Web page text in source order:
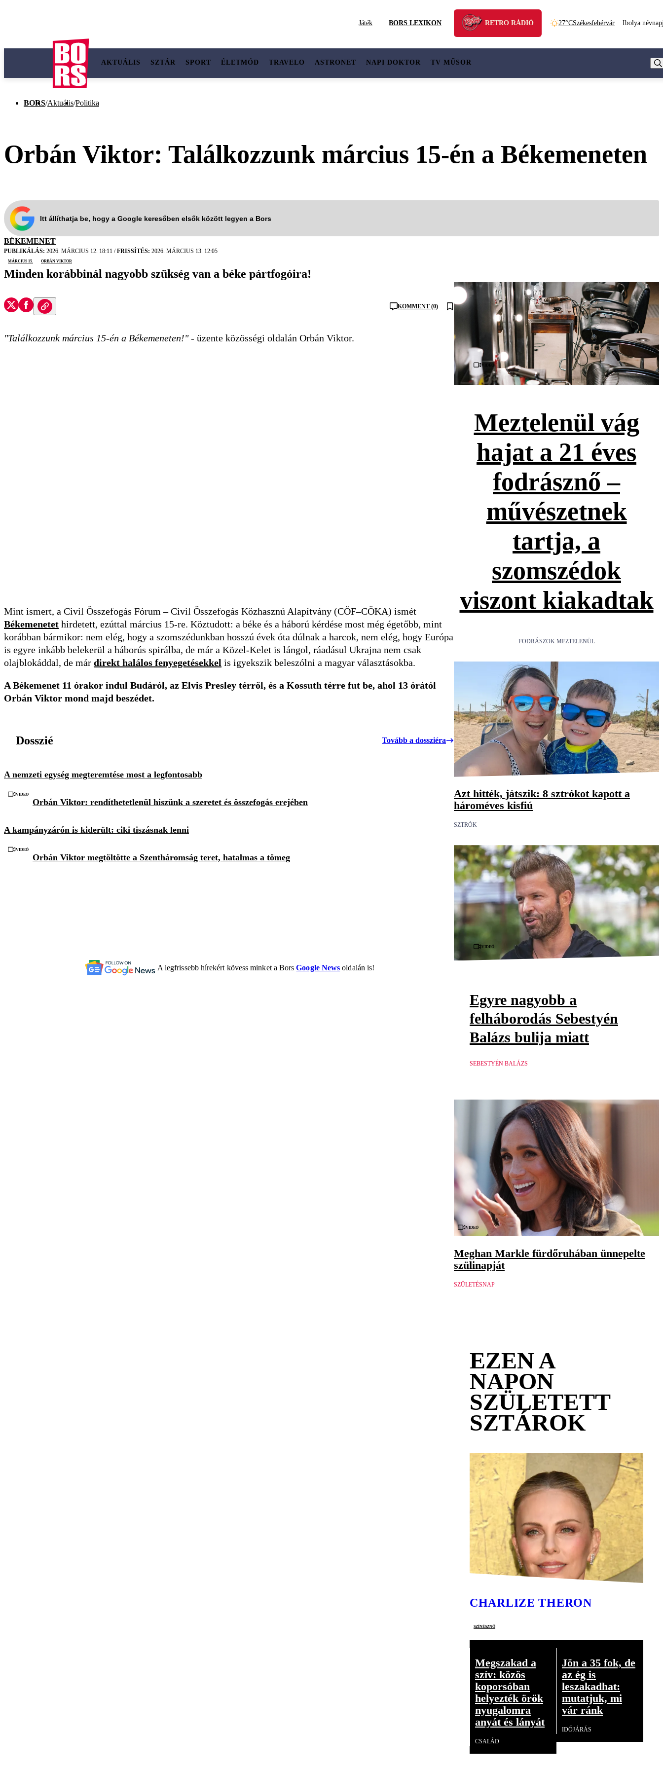
Játék BORS LEXIKON RETRO RÁDIÓ 27°CSzékesfehérvár Ibolya
AKTUÁLIS SZTÁR SPORT ÉLETMÓD TRAVELO ASTRONET NAPI DOKTOR TV MŰSOR
BORS/Aktuális/Politika
Orbán Viktor: Találkozzunk március 15-én a Békemeneten
Itt állíthatja be, hogy a Google keresőben elsők között legyen a Bors
BÉKEMENET
PUBLIKÁLÁS: 2026. MÁRCIUS 12. 18:11 /FRISSÍTÉS: 2026. MÁRCIUS 13. 12:05
március 15.
Orbán Viktor
Minden korábbinál nagyobb szükség van a béke pártfogóira!
KOMMENT (0)
"Találkozzunk március 15-én a Békemeneten!"- üzente közösségi oldalán Orbán Viktor.
Mint ismert, a Civil Összefogás Fórum – Civil Összefogás Közhasznú Alapítvány (CÖF–CÖKA) ismét
Békemenetet hirdetett, ezúttal március 15-re. Köztudott: a béke és a háború kérdése most még égetőbb, mint
korábban bármikor: nem elég, hogy a szomszédunkban hosszú évek óta dúlnak a harcok, nem elég, hogy Európa
is egyre inkább belekerül a háborús spirálba, de már a Közel-Kelet is lángol, ráadásul Ukrajna nem csak
olajblokáddal, de már direkt halálos fenyegetésekkel is igyekszik beleszólni a magyar választásokba.
A Békemenet 11 órakor indul Budáról, az Elvis Presley térről, és a Kossuth térre fut be, ahol 13 órától
Orbán Viktor mond majd beszédet.
Dosszié Tovább a dossziéra
A nemzeti egység megteremtése most a legfontosabb
Orbán Viktor: rendíthetetlenül hiszünk a szeretet és összefogás erejében
Videó
A kampányzárón is kiderült: ciki tiszásnak lenni
Orbán Viktor megtöltötte a Szentháromság teret, hatalmas a tömeg
Videó
A legfrissebb hírekért kövess minket a BorsGoogle News oldalán is!
Videó
Meztelenül vág
hajat a 21 éves
fodrásznő –
művészetnek
tartja, a
szomszédok
viszont kiakadtak
FODRÁSZOK MEZTELENÜL
Azt hitték, játszik: 8 sztrókot kapott a
hároméves kisfiú
SZTRÓK
Videó
Egyre nagyobb a
felháborodás Sebestyén
Balázs bulija miatt
SEBESTYÉN BALÁZS
Videó
Meghan Markle fürdőruhában ünnepelte
szülinapját
SZÜLETÉSNAP
EZEN A
NAPON
SZÜLETETT
SZTÁROK
CHARLIZE THERON
színésznő
Megszakad a
szív: közös
koporsóban
helyezték örök
nyugalomra
anyát és lányát
CSALÁD
Jön a 35 fok, de
az ég is
leszakadhat:
mutatjuk, mi
vár ránk
IDŐJÁRÁS